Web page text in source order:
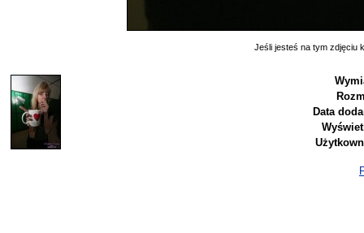
Jeśli jesteś na tym zdjęciu
Data